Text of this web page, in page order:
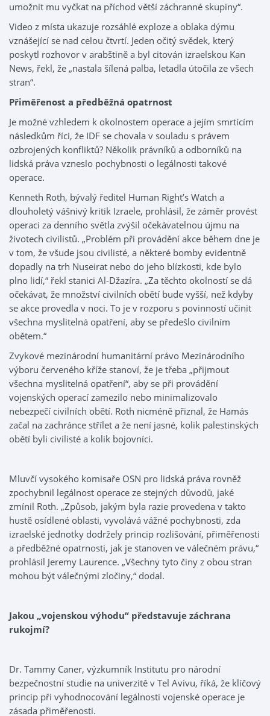
umožnit mu vyčkat na příchod větší záchranné skupiny“.
Video z místa ukazuje rozsáhlé exploze a oblaka dýmu
vznášející se nad celou čtvrtí. Jeden očitý svědek, který
poskytl rozhovor v arabštině a byl citován izraelskou Kan
News, řekl, že „nastala šílená palba, letadla útočila ze všech
stran“.
Přiměřenost a předběžná opatrnost
Je možné vzhledem k okolnostem operace a jejím smrtícím
následkům říci, že IDF se chovala v souladu s právem
ozbrojených konfliktů? Několik právníků a odborníků na
lidská práva vzneslo pochybnosti o legálnosti takové
operace.
Kenneth Roth, bývalý ředitel Human Right’s Watch a
dlouholetý vášnivý kritik Izraele, prohlásil, že záměr provést
operaci za denního světla zvýšil očekávatelnou újmu na
životech civilistů. „Problém při provádění akce během dne je
v tom, že všude jsou civilisté, a některé bomby evidentně
dopadly na trh Nuseirat nebo do jeho blízkosti, kde bylo
plno lidí,“ řekl stanici Al-Džazíra. „Za těchto okolností se dá
očekávat, že množství civilních obětí bude vyšší, než kdyby
se akce provedla v noci. To je v rozporu s povinností učinit
všechna myslitelná opatření, aby se předešlo civilním
obětem.“
Zvykové mezinárodní humanitární právo Mezinárodního
výboru červeného kříže stanoví, že je třeba „přijmout
všechna myslitelná opatření“, aby se při provádění
vojenských operací zamezilo nebo minimalizovalo
nebezpečí civilních obětí. Roth nicméně přiznal, že Hamás
začal na zachránce střílet a že není jasné, kolik palestinských
obětí byli civilisté a kolik bojovníci.
Mluvčí vysokého komisaře OSN pro lidská práva rovněž
zpochybnil legálnost operace ze stejných důvodů, jaké
zmínil Roth. „Způsob, jakým byla razie provedena v takto
hustě osídlené oblasti, vyvolává vážné pochybnosti, zda
izraelské jednotky dodržely princip rozlišování, přiměřenosti
a předběžné opatrnosti, jak je stanoven ve válečném právu,“
prohlásil Jeremy Laurence. „Všechny tyto činy z obou stran
mohou být válečnými zločiny,“ dodal.
Jakou „vojenskou výhodu“ představuje záchrana
rukojmí?
Dr. Tammy Caner, výzkumník Institutu pro národní
bezpečnostní studie na univerzitě v Tel Avivu, říká, že klíčový
princip při vyhodnocování legálnosti vojenské operace je
zásada přiměřenosti.